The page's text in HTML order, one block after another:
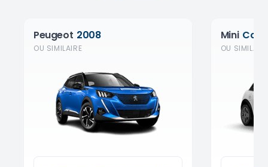
Peugeot 2008
OU SIMILAIRE
Mini
OU